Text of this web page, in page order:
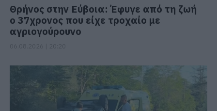
Θρήνος στην Εύβοια: Έφυγε από τη ζωή
ο 37χρονος που είχε τροχαίο με
αγριογούρουνο